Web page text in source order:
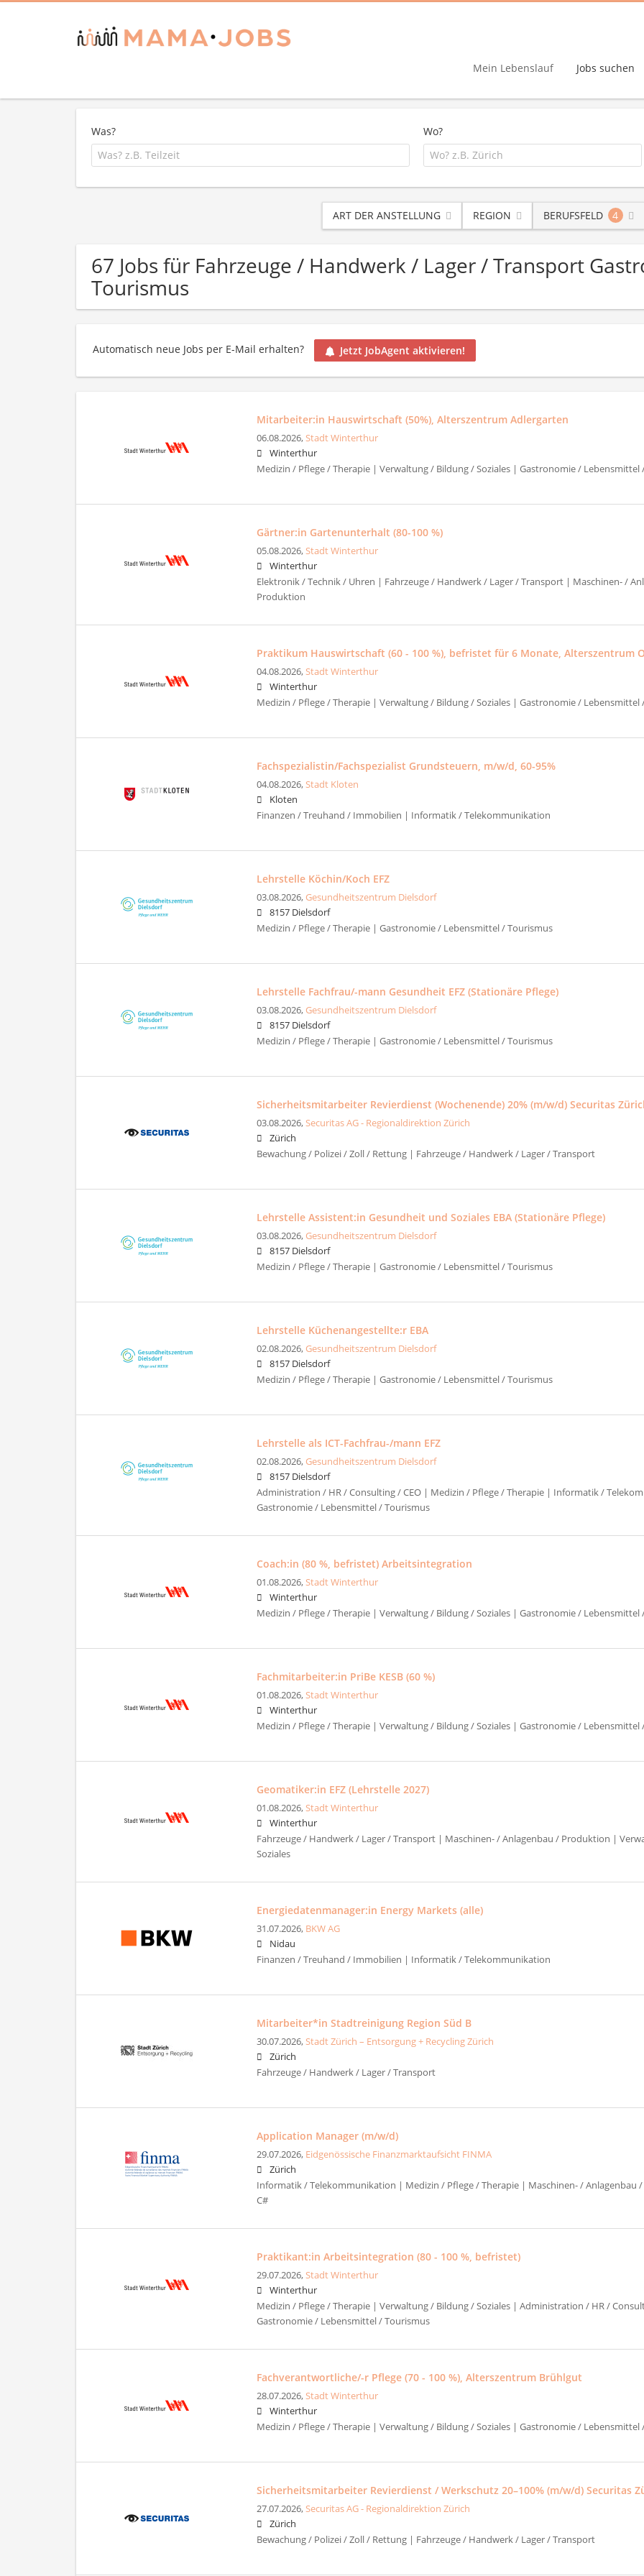
Mein Lebenslauf Jobs suchen
Was? Wo?
ART DER ANSTELLUNG REGION BERUFSFELD 4
67 Jobs für Fahrzeuge / Handwerk / Lager / Transport
Tourismus
Automatisch neue Jobs per E-Mail erhalten? Jetzt JobAgent aktivieren!
Mitarbeiter:in Hauswirtschaft (50%), Alterszentrum Adlergarten
06.08.2026,Stadt Winterthur
Winterthur
Medizin / Pflege / Therapie | Verwaltung / Bildung / Soziales | Gastronomie / Lebensmittel
Gärtner:in Gartenunterhalt (80-100 %)
05.08.2026,Stadt Winterthur
Winterthur
Elektronik / Technik / Uhren | Fahrzeuge / Handwerk / Lager / Transport | Maschinen- /
Produktion
Praktikum Hauswirtschaft (60 - 100 %), befristet für 6 Monate, Alterszentrum
04.08.2026,Stadt Winterthur
Winterthur
Medizin / Pflege / Therapie | Verwaltung / Bildung / Soziales | Gastronomie / Lebensmittel
Fachspezialistin/Fachspezialist Grundsteuern, m/w/d, 60-95%
04.08.2026,Stadt Kloten
Kloten
Finanzen / Treuhand / Immobilien | Informatik / Telekommunikation
Lehrstelle Köchin/Koch EFZ
03.08.2026,Gesundheitszentrum Dielsdorf
8157 Dielsdorf
Medizin / Pflege / Therapie | Gastronomie / Lebensmittel / Tourismus
Lehrstelle Fachfrau/-mann Gesundheit EFZ (Stationäre Pflege)
03.08.2026,Gesundheitszentrum Dielsdorf
8157 Dielsdorf
Medizin / Pflege / Therapie | Gastronomie / Lebensmittel / Tourismus
Sicherheitsmitarbeiter Revierdienst (Wochenende) 20% (m/w/d) Securitas
03.08.2026,Securitas AG - Regionaldirektion Zürich
Zürich
Bewachung / Polizei / Zoll / Rettung | Fahrzeuge / Handwerk / Lager / Transport
Lehrstelle Assistent:in Gesundheit und Soziales EBA (Stationäre Pflege)
03.08.2026,Gesundheitszentrum Dielsdorf
8157 Dielsdorf
Medizin / Pflege / Therapie | Gastronomie / Lebensmittel / Tourismus
Lehrstelle Küchenangestellte:r EBA
02.08.2026,Gesundheitszentrum Dielsdorf
8157 Dielsdorf
Medizin / Pflege / Therapie | Gastronomie / Lebensmittel / Tourismus
Lehrstelle als ICT-Fachfrau-/mann EFZ
02.08.2026,Gesundheitszentrum Dielsdorf
8157 Dielsdorf
Administration / HR / Consulting / CEO | Medizin / Pflege / Therapie | Informatik /
Gastronomie / Lebensmittel / Tourismus
Coach:in (80 %, befristet) Arbeitsintegration
01.08.2026,Stadt Winterthur
Winterthur
Medizin / Pflege / Therapie | Verwaltung / Bildung / Soziales | Gastronomie / Lebensmittel
Fachmitarbeiter:in PriBe KESB (60 %)
01.08.2026,Stadt Winterthur
Winterthur
Medizin / Pflege / Therapie | Verwaltung / Bildung / Soziales | Gastronomie / Lebensmittel
Geomatiker:in EFZ (Lehrstelle 2027)
01.08.2026,Stadt Winterthur
Winterthur
Fahrzeuge / Handwerk / Lager / Transport | Maschinen- / Anlagenbau / Produktion |
Soziales
Energiedatenmanager:in Energy Markets (alle)
31.07.2026, BKW AG
Nidau
Finanzen / Treuhand / Immobilien | Informatik / Telekommunikation
Mitarbeiter*in Stadtreinigung Region Süd B
30.07.2026,Stadt Zürich – Entsorgung + Recycling Zürich
Zürich
Fahrzeuge / Handwerk / Lager / Transport
Application Manager (m/w/d)
29.07.2026, Eidgenössische Finanzmarktaufsicht FINMA
Zürich
Informatik / Telekommunikation | Medizin / Pflege / Therapie | Maschinen- / Anlagenbau
C#
Praktikant:in Arbeitsintegration (80 - 100 %, befristet)
29.07.2026,Stadt Winterthur
Winterthur
Medizin / Pflege / Therapie | Verwaltung / Bildung / Soziales | Administration / HR /
Gastronomie / Lebensmittel / Tourismus
Fachverantwortliche/-r Pflege (70 - 100 %), Alterszentrum Brühlgut
28.07.2026,Stadt Winterthur
Winterthur
Medizin / Pflege / Therapie | Verwaltung / Bildung / Soziales | Gastronomie / Lebensmittel
Sicherheitsmitarbeiter Revierdienst / Werkschutz 20–100% (m/w/d) Securitas
27.07.2026,Securitas AG - Regionaldirektion Zürich
Zürich
Bewachung / Polizei / Zoll / Rettung | Fahrzeuge / Handwerk / Lager / Transport